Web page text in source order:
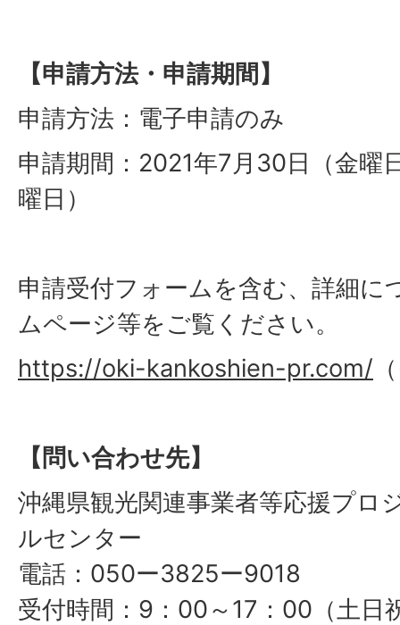
【申請方法・申請期間】
申請方法：電子申請のみ
申請期間：2021年7月30日（金曜
曜日）
申請受付フォームを含む、詳細に
ムページ等をご覧ください。
https://oki-kankoshien-pr.com/
【問い合わせ先】
沖縄県観光関連事業者等応援プロ
ルセンター
電話：050ー3825ー9018
受付時間：9：00～17：00（土日